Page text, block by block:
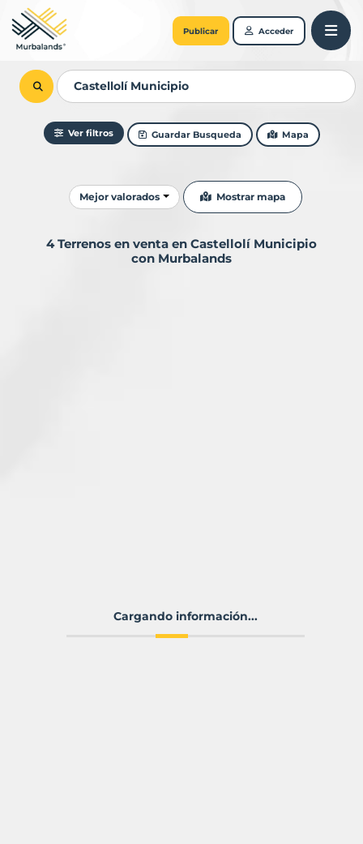
Publicar Acceder
Ver filtros Guardar Busqueda Mapa
Ordenar resultados
Mejor valorados Mostrar mapa
4 Terrenos en venta en Castellolí Municipio
con Murbalands
Cargando información...